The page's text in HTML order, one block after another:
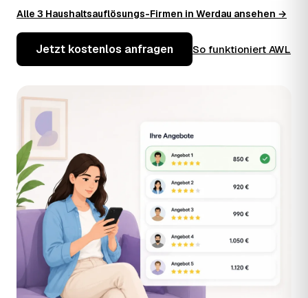
Alle 3 Haushaltsauflösungs-Firmen in Werdau ansehen →
Jetzt kostenlos anfragen So funktioniert AWL